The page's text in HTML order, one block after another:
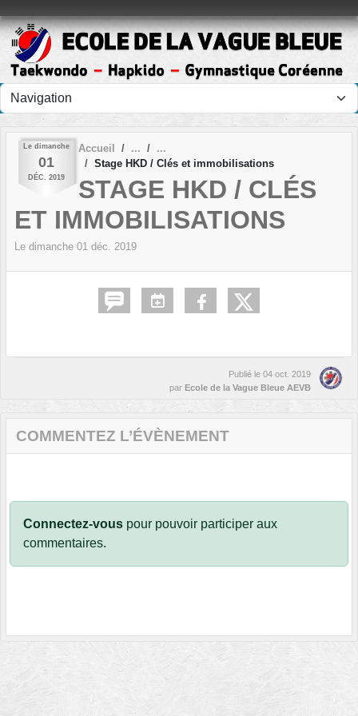
Le dimanche
01
DÉC. 2019
Accueil
Stage HKD / Clés et immobilisations
STAGE HKD / CLÉS
ET IMMOBILISATIONS
Le dimanche 01 déc. 2019
Publié le 04 oct. 2019
par Ecole de la Vague Bleue AEVB
COMMENTEZ L’ÉVÈNEMENT
Connectez-vous pour pouvoir participer aux
commentaires.